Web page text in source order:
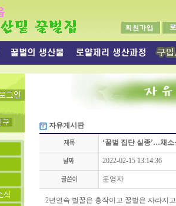
자유게시판
‘꿀벌 집단 실종’…채
2022-02-15 13:14:36
운영자
2년연속 벌꿀은 흉작이고 꿀벌은 사라지